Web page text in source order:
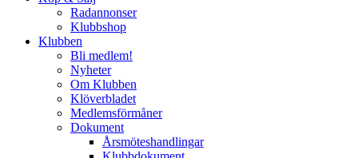
Radannonser
Klubbshop
Klubben
Bli medlem!
Nyheter
Om Klubben
Klöverbladet
Medlemsförmåner
Dokument
Årsmöteshandlingar